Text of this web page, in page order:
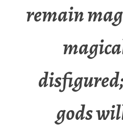
remain
gods